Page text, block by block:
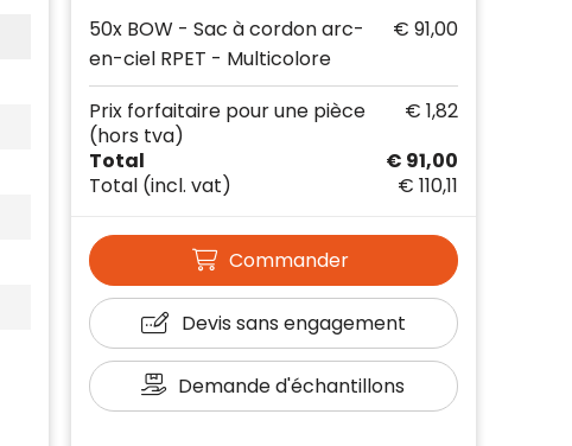
50x BOW - Sac à cordon arc-
en-ciel RPET - Multicolore
€ 91,00
Total
€ 91,00
Total (incl. vat) € 110,11
Prix forfaitaire pour une pièce
(hors tva)
€ 1,82
Commander
Devis sans engagement
Demande d'échantillons